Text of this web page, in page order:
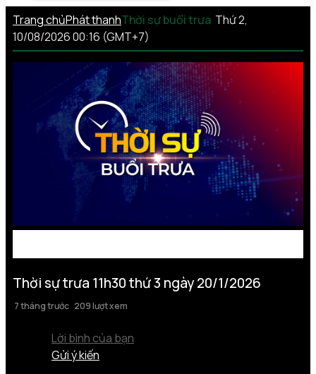
Trang chủPhát thanhThời sự buổi trưa Thứ 2,
10/08/2026 00:16 (GMT+7)
Thời sự trưa 11h30 thứ 3 ngày 20/1/2026
7 tháng trước 209 lượt xem
Lời bình của bạn
Gửi ý kiến